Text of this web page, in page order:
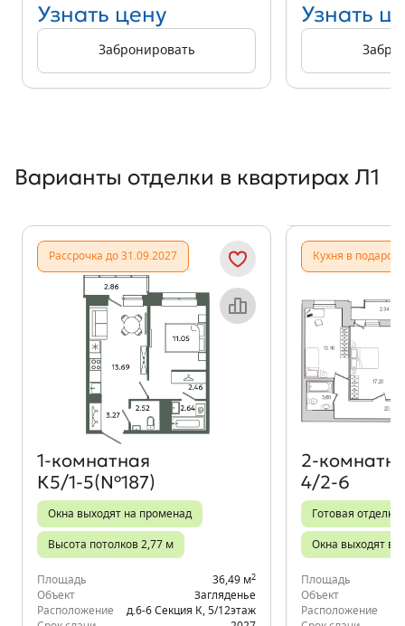
Узнать цену
Забронировать
Узнать
Варианты отделки в квартирах Л1
Рассрочка до 31.09.2027
Объект месяца
1‑комнатная
К5/1-5(№187)
Окна выходят на променад
Высота потолков 2,77 м
Площадь 36,49 м2
Объект
Загляденье
Расположение
д.6-6 Секция К 5/12этаж
Кухня в подарок
4/2-6
Готовая отделка
Окна выходят во
Площадь
Объект
Расположение